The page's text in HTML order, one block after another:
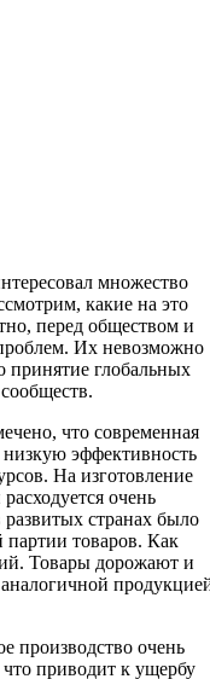
множество
какие на это
перед обществом и
Их невозможно
принятие глобальных
что современная
эффективность
На изготовление
очень
странах было
партии товаров. Как
Товары дорожают и
производство очень
приводит к ущербу